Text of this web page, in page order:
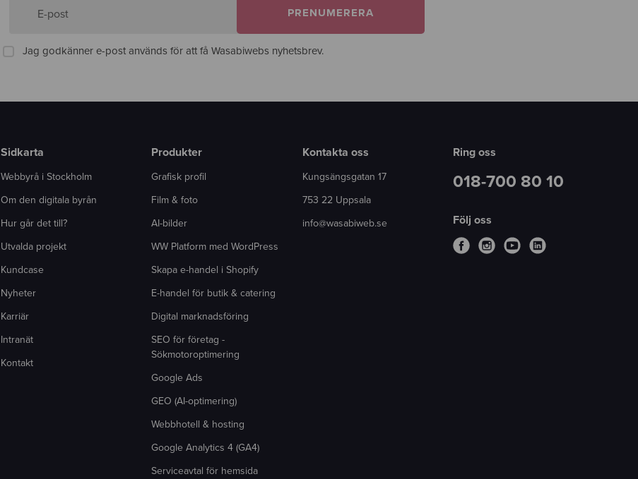
E-post PRENUMERERA
Jag godkänner e-post används för att få Wasabiwebs nyhetsbrev.
Sidkarta
Webbyrå i Stockholm
Om den digitala byrån
Hur går det till?
Utvalda projekt
Kundcase
Nyheter
Karriär
Intranät
Kontakt
Produkter
Grafisk profil
Film & foto
AI-bilder
WW Platform med WordPress
Skapa e-handel i Shopify
E-handel för butik & catering
Digital marknadsföring
SEO för företag -
Sökmotoroptimering
Google Ads
GEO (AI-optimering)
Webbhotell & hosting
Google Analytics 4 (GA4)
Serviceavtal för hemsida
Kontakta oss
Kungsängsgatan 17
753 22 Uppsala
info@wasabiweb.se
Ring oss
018-700 80 10
Följ oss